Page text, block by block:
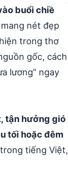
buổi chiều
nét đẹp
trong thơ
gốc, cách
lương” ngay
tận hưởng gió
tối hoặc đêm
tiếng Việt,